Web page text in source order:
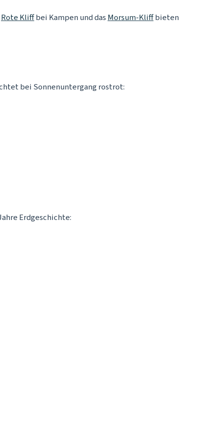
Rote Kliffbei Kampen und dasMorsum-Kliffbieten
bei Sonnenuntergang rostrot:
Erdgeschichte: